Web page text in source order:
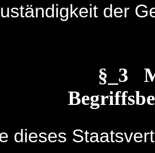
der
§_3
dieses